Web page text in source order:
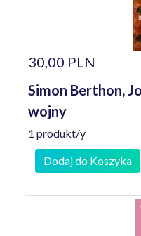
30,00 PLN
Simon Berthon,
wojny
1 produkt/y
Dodaj do Koszyka